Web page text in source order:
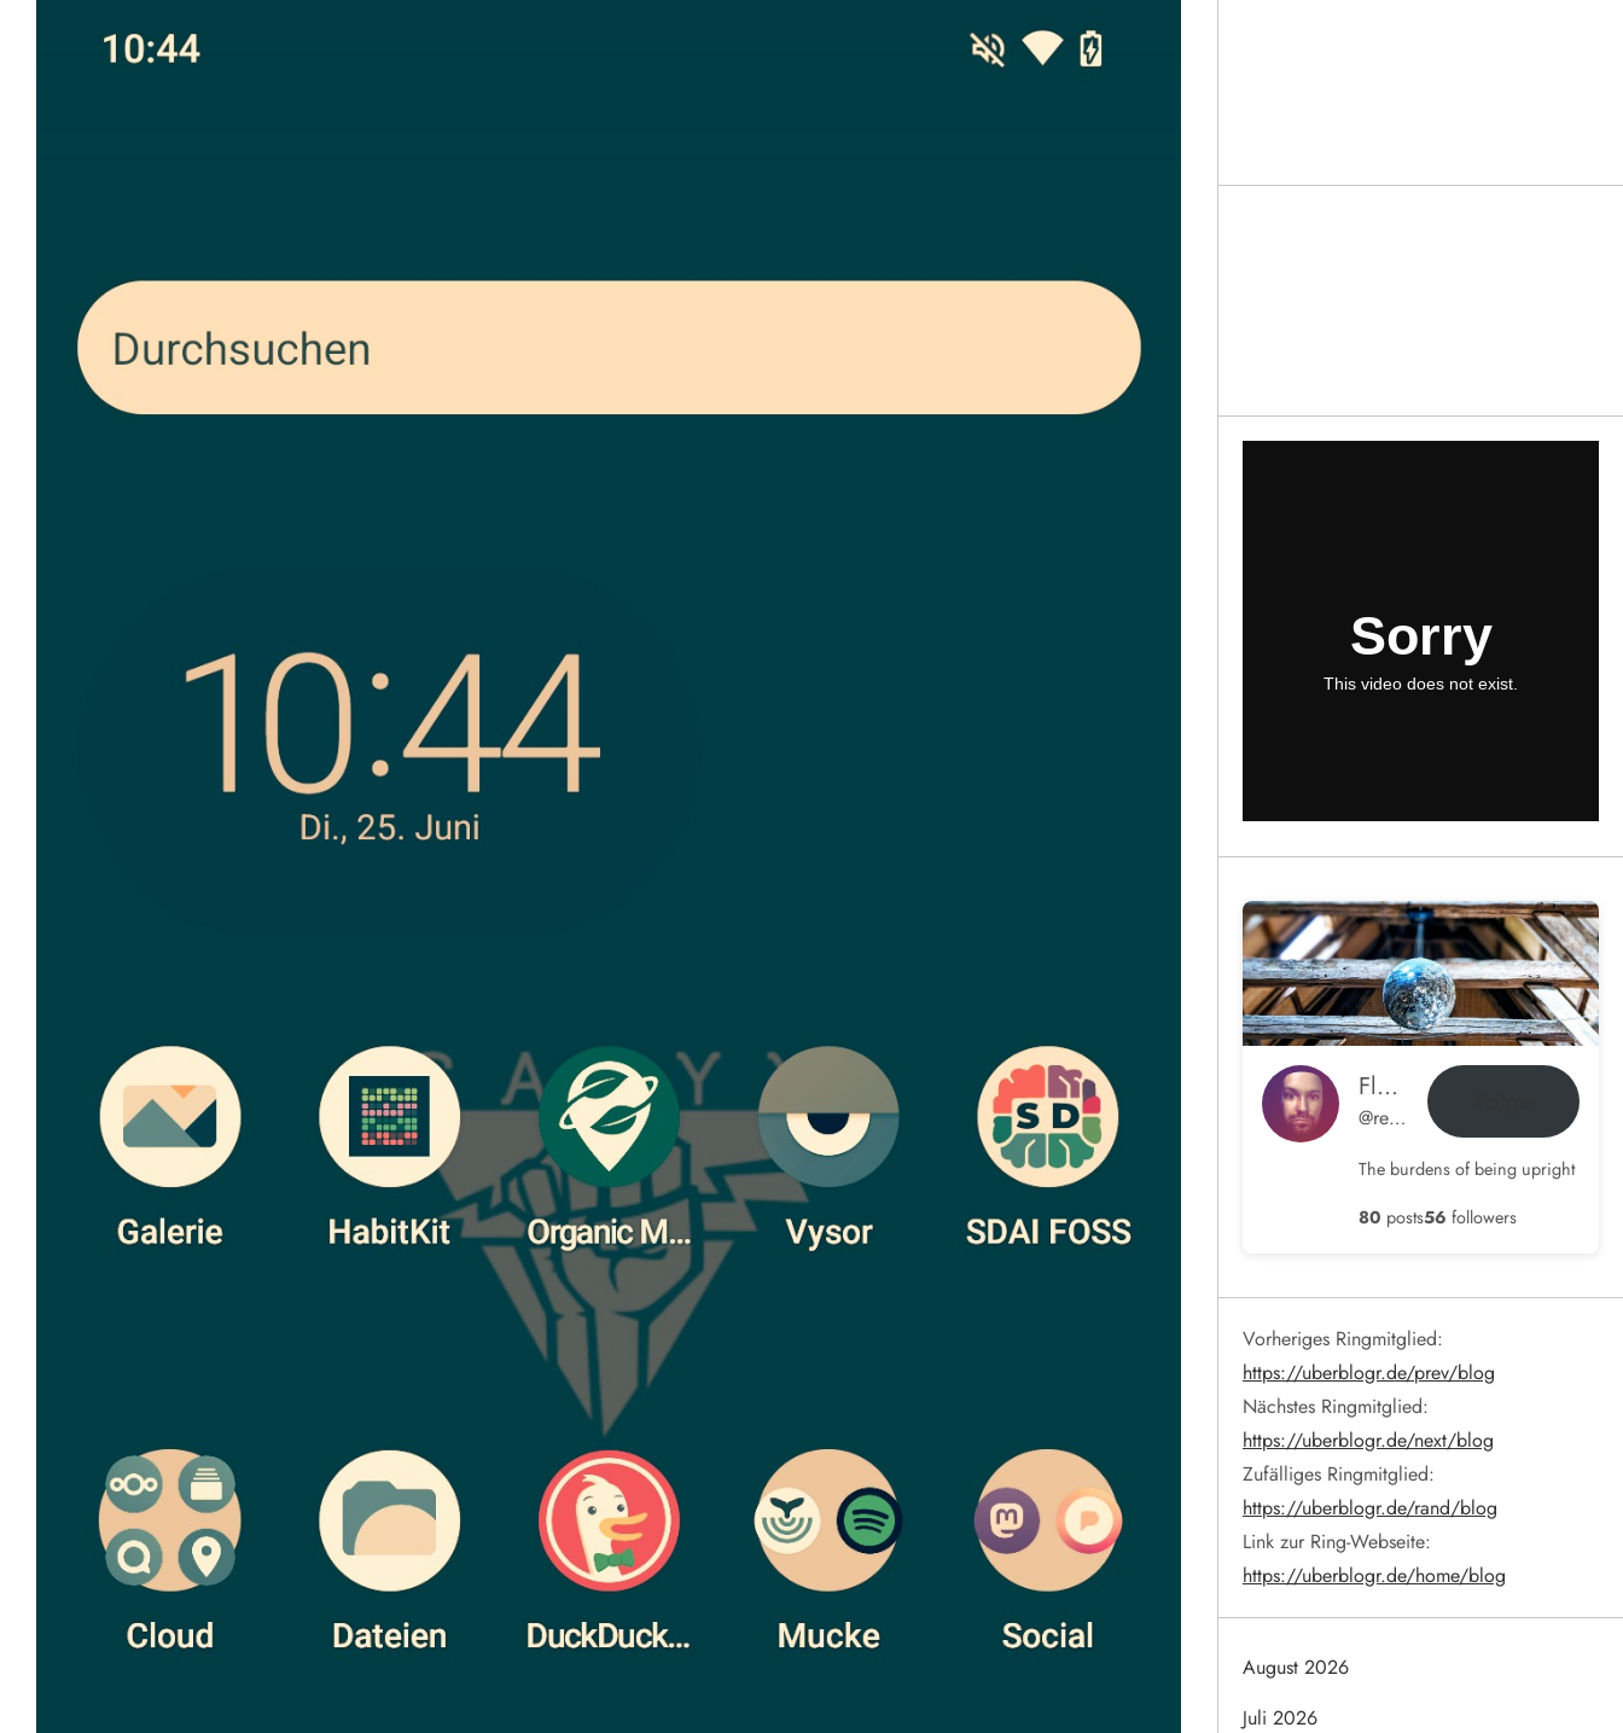
Flow im Ohr
@rene@blog.hamdorf.org
The burdens of being upright
80 posts56 followers
Vorheriges Ringmitglied:
https://uberblogr.de/prev/blog
Nächstes Ringmitglied:
https://uberblogr.de/next/blog
Zufälliges Ringmitglied:
https://uberblogr.de/rand/blog
Link zur Ring-Webseite:
https://uberblogr.de/home/blog
August 2026
Juli 2026